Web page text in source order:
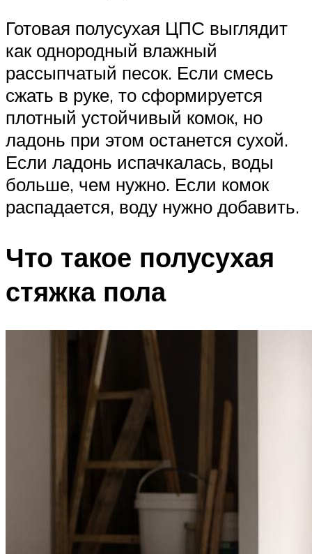
Готовая полусухая ЦПС выглядит
как однородный влажный
рассыпчатый песок. Если смесь
сжать в руке, то сформируется
плотный устойчивый комок, но
ладонь при этом останется сухой.
Если ладонь испачкалась, воды
больше, чем нужно. Если комок
распадается, воду нужно добавить.
Что такое полусухая
стяжка пола